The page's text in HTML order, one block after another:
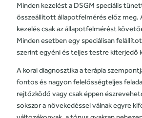
Minden kezelést a DSGM speciális
összeállított állapotfelmérés előz meg.
kezelés csak az állapotfelmérést
Minden esetben egy speciálisan
szerint egyéni és teljes testre kiterjedő
A korai diagnosztika a terápia
fontos és nagyon felelősségteljes
rejtőzködő vagy csak éppen
sokszor a növekedéssel válnak egyre